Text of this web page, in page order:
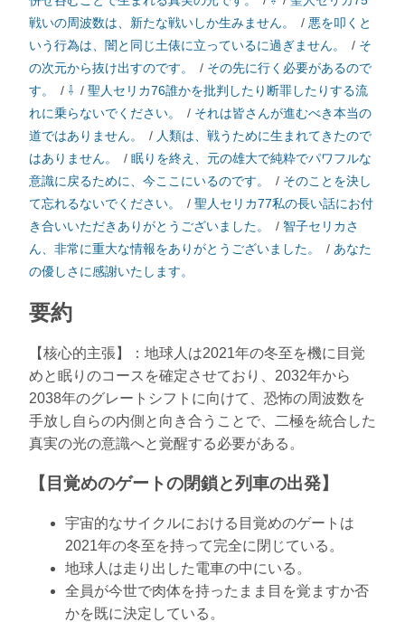
戦いの周波数は、新たな戦いしか生みません。
/ 悪を叩くと
いう行為は、闇と同じ土俵に立っているに過ぎません。
/ そ
の次元から抜け出すのです。
/ その先に行く必要があるので
す。
/ ⇩ / 聖人セリカ76誰かを批判したり断罪したりする流
れに乗らないでください。
/ それは皆さんが進むべき本当の
道ではありません。
/ 人類は、戦うために生まれてきたので
はありません。
/ 眠りを終え、元の雄大で純粋でパワフルな
意識に戻るために、今ここにいるのです。
/ そのことを決し
て忘れるないでください。
/ 聖人セリカ77私の長い話にお付
き合いいただきありがとうございました。
/ 智子セリカさ
ん、非常に重大な情報をありがとうございました。
/ あなた
の優しさに感謝いたします。
要約
【核心的主張】：地球人は2021年の冬至を機に目覚
めと眠りのコースを確定させており、2032年から
2038年のグレートシフトに向けて、恐怖の周波数を
手放し自らの内側と向き合うことで、二極を統合した
真実の光の意識へと覚醒する必要がある。
【目覚めのゲートの閉鎖と列車の出発】
宇宙的なサイクルにおける目覚めのゲートは
2021年の冬至を持って完全に閉じている。
地球人は走り出した電車の中にいる。
全員が今世で肉体を持ったまま目を覚ますか否
かを既に決定している。